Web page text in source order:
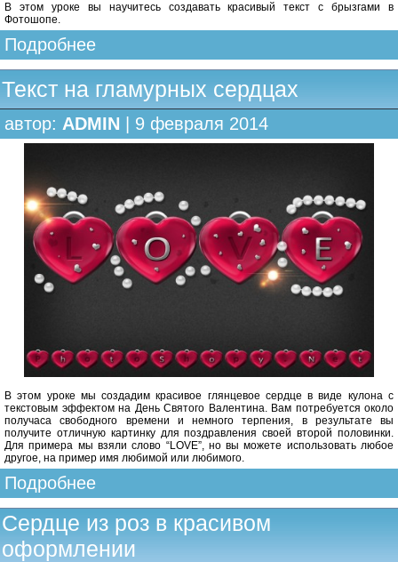
В этом уроке вы научитесь создавать красивый текст с брызгами в
Фотошопе.
Подробнее
Текст на гламурных сердцах
автор: ADMIN | 9 февраля 2014
В этом уроке мы создадим красивое глянцевое сердце в виде кулона с
текстовым эффектом на День Святого Валентина. Вам потребуется около
получаса свободного времени и немного терпения, в результате вы
получите отличную картинку для поздравления своей второй половинки.
Для примера мы взяли слово “LOVE”, но вы можете использовать любое
другое, на пример имя любимой или любимого.
Подробнее
Сердце из роз в красивом
оформлении